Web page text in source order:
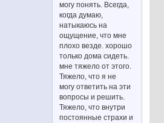
могу понять. Всегда,
когда думаю,
натыкаюсь на
ощущение, что мне
плохо везде. хорошо
только дома сидеть.
мне тяжело от этого.
Тяжело, что я не
могу ответить на эти
вопросы и решить.
Тяжело, что внутри
постоянные страхи и